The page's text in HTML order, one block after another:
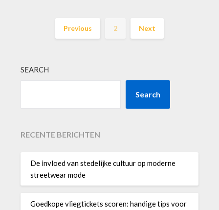
Previous 2 Next
SEARCH
Search
RECENTE BERICHTEN
De invloed van stedelijke cultuur op moderne
streetwear mode
Goedkope vliegtickets scoren: handige tips voor